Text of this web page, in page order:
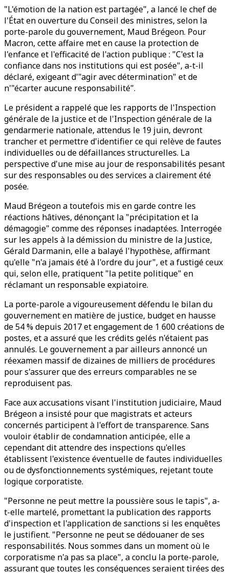
"L'émotion de la nation est partagée", a lancé le chef de
l'État en ouverture du Conseil des ministres, selon la
porte-parole du gouvernement, Maud Brégeon. Pour
Macron, cette affaire met en cause la protection de
l'enfance et l'efficacité de l'action publique : "C'est la
confiance dans nos institutions qui est posée", a-t-il
déclaré, exigeant d'"agir avec détermination" et de
n'"écarter aucune responsabilité".
Le président a rappelé que les rapports de l'Inspection
générale de la justice et de l'Inspection générale de la
gendarmerie nationale, attendus le 19 juin, devront
trancher et permettre d'identifier ce qui relève de fautes
individuelles ou de défaillances structurelles. La
perspective d'une mise au jour de responsabilités pesant
sur des responsables ou des services a clairement été
posée.
Maud Brégeon a toutefois mis en garde contre les
réactions hâtives, dénonçant la "précipitation et la
démagogie" comme des réponses inadaptées. Interrogée
sur les appels à la démission du ministre de la Justice,
Gérald Darmanin, elle a balayé l'hypothèse, affirmant
qu'elle "n'a jamais été à l'ordre du jour", et a fustigé ceux
qui, selon elle, pratiquent "la petite politique" en
réclamant un responsable expiatoire.
La porte-parole a vigoureusement défendu le bilan du
gouvernement en matière de justice, budget en hausse
de 54 % depuis 2017 et engagement de 1 600 créations de
postes, et a assuré que les crédits gelés n'étaient pas
annulés. Le gouvernement a par ailleurs annoncé un
réexamen massif de dizaines de milliers de procédures
pour s'assurer que des erreurs comparables ne se
reproduisent pas.
Face aux accusations visant l'institution judiciaire, Maud
Brégeon a insisté pour que magistrats et acteurs
concernés participent à l'effort de transparence. Sans
vouloir établir de condamnation anticipée, elle a
cependant dit attendre des inspections qu'elles
établissent l'existence éventuelle de fautes individuelles
ou de dysfonctionnements systémiques, rejetant toute
logique corporatiste.
"Personne ne peut mettre la poussière sous le tapis", a-
t-elle martelé, promettant la publication des rapports
d'inspection et l'application de sanctions si les enquêtes
le justifient. "Personne ne peut se dédouaner de ses
responsabilités. Nous sommes dans un moment où le
corporatisme n'a pas sa place", a conclu la porte-parole,
assurant que toutes les conséquences seraient tirées des